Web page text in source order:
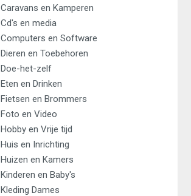
Caravans en Kamperen
Cd's en media
Computers en Software
Dieren en Toebehoren
Doe-het-zelf
Eten en Drinken
Fietsen en Brommers
Foto en Video
Hobby en Vrije tijd
Huis en Inrichting
Huizen en Kamers
Kinderen en Baby's
Kleding Dames